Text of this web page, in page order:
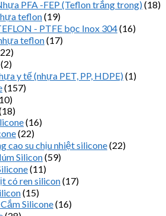
PFA -FEP (Teflon trắng trong)(18)
teflon(19)
- PTFE bọc Inox 304(16)
teflon(17)
(2)
y tế (nhựa PET, PP, HDPE)(1)
(157)
(16)
(22)
cao su chịu nhiệt silicone(22)
Silicon(59)
(11)
có ren silicon(17)
(15)
Silicone(16)